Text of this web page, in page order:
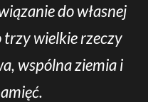
do własnej
trzy wielkie rzeczy
wspólna ziemia i